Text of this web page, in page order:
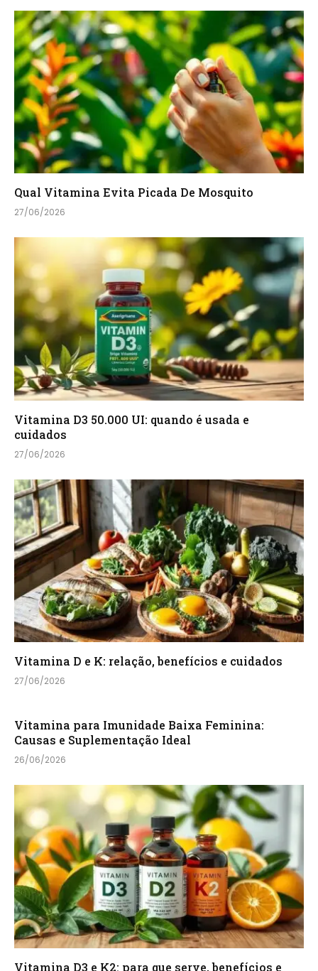
Qual Vitamina Evita Picada De Mosquito
27/06/2026
Vitamina D3 50.000 UI: quando é usada e
cuidados
27/06/2026
Vitamina D e K: relação, benefícios e cuidados
27/06/2026
Vitamina para Imunidade Baixa Feminina:
Causas e Suplementação Ideal
26/06/2026
Vitamina D3 e K2: para que serve, benefícios e